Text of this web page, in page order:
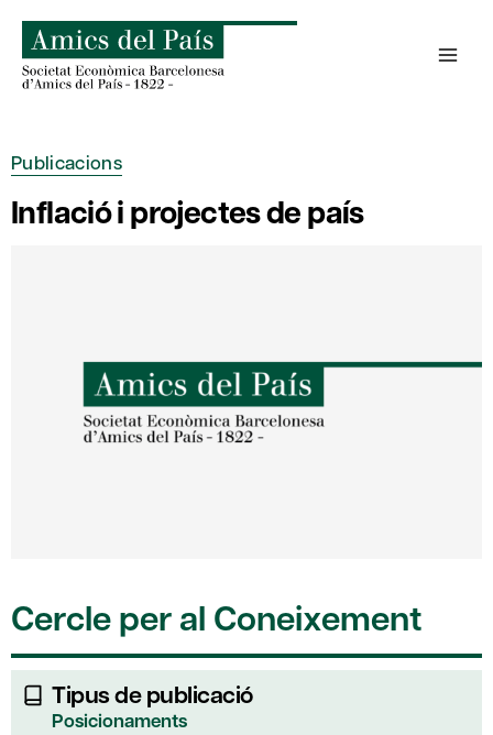
content
Publicacions
Inflació i projectes de país
Cercle per al Coneixement
Tipus de publicació
Posicionaments